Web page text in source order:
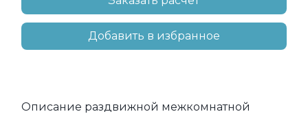
Добавить в избранное
Описание раздвижной межкомнатной